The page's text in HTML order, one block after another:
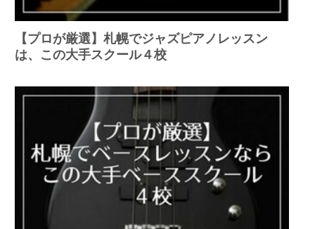
【プロが厳選】札幌でジャズピアノレッスン
は、この大手スクール４校